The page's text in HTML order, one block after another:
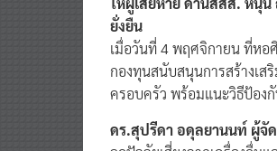
ยั่งยืน
เมื่อวันที่ 4 พฤศจิกายน ที่หอ
กองทุนสนับสนุนการสร้างเส
ครอบครัว พร้อมแนะวิธีป้อง
ดร.สุปรีดา อดุลยานนท์ ผู้จั
ลดปัจจัยเสี่ยงจากเครื่องดื่ม